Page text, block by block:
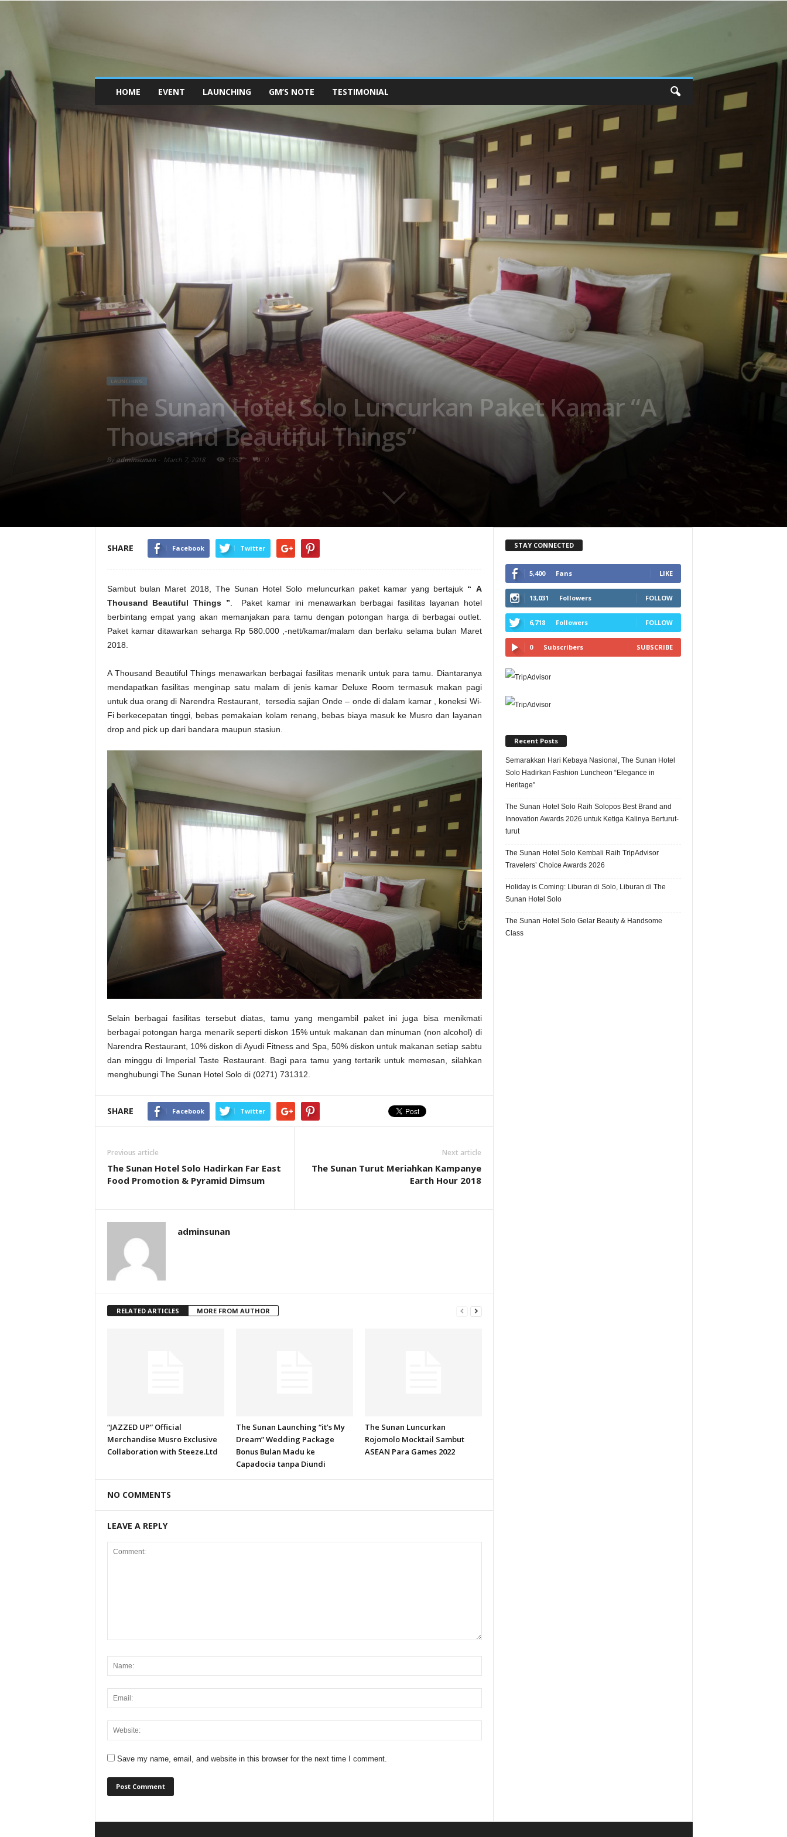
HOME EVENT LAUNCHING GM’S NOTE TESTIMONIAL
LAUNCHING
The Sunan Hotel Solo Luncurkan Paket Kamar “A
Thousand Beautiful Things”
By adminsunan- March 7, 2018 1352 0
SHARE Facebook Twitter
Sambut bulan Maret 2018, The Sunan Hotel Solo meluncurkan paket kamar yang bertajuk “ A
Thousand Beautiful Things ” . Paket kamar ini menawarkan berbagai fasilitas layanan hotel
berbintang empat yang akan memanjakan para tamu dengan potongan harga di berbagai outlet.
Paket kamar ditawarkan seharga Rp 580.000 ,-nett/kamar/malam dan berlaku selama bulan Maret
2018.
A Thousand Beautiful Things menawarkan berbagai fasilitas menarik untuk para tamu. Diantaranya
mendapatkan fasilitas menginap satu malam di jenis kamar Deluxe Room termasuk makan pagi
untuk dua orang di Narendra Restaurant, tersedia sajian Onde – onde di dalam kamar , koneksi Wi-
Fi berkecepatan tinggi, bebas pemakaian kolam renang, bebas biaya masuk ke Musro dan layanan
drop and pick up dari bandara maupun stasiun.
Selain berbagai fasilitas tersebut diatas, tamu yang mengambil paket ini juga bisa menikmati
berbagai potongan harga menarik seperti diskon 15% untuk makanan dan minuman (non alcohol) di
Narendra Restaurant, 10% diskon di Ayudi Fitness and Spa, 50% diskon untuk makanan setiap sabtu
dan minggu di Imperial Taste Restaurant. Bagi para tamu yang tertarik untuk memesan, silahkan
menghubungi The Sunan Hotel Solo di (0271) 731312.
SHARE Facebook Twitter
Previous article
The Sunan Hotel Solo Hadirkan Far East
Food Promotion & Pyramid Dimsum
Next article
The Sunan Turut Meriahkan Kampanye
Earth Hour 2018
adminsunan
RELATED ARTICLES MORE FROM AUTHOR
“JAZZED UP” Official
Merchandise Musro Exclusive
Collaboration with Steeze.Ltd
The Sunan Launching “it’s My
Dream” Wedding Package
Bonus Bulan Madu ke
Capadocia tanpa Diundi
The Sunan Luncurkan
Rojomolo Mocktail Sambut
ASEAN Para Games 2022
NO COMMENTS
LEAVE A REPLY
Save my name, email, and website in this browser for the next time I comment.
STAY CONNECTED
5,400 Fans LIKE
13,031 Followers FOLLOW
6,718 Followers FOLLOW
0 Subscribers SUBSCRIBE
Recent Posts
Semarakkan Hari Kebaya Nasional, The Sunan Hotel
Solo Hadirkan Fashion Luncheon “Elegance in
Heritage”
The Sunan Hotel Solo Raih Solopos Best Brand and
Innovation Awards 2026 untuk Ketiga Kalinya Berturut-
turut
The Sunan Hotel Solo Kembali Raih TripAdvisor
Travelers’ Choice Awards 2026
Holiday is Coming: Liburan di Solo, Liburan di The
Sunan Hotel Solo
The Sunan Hotel Solo Gelar Beauty & Handsome
Class